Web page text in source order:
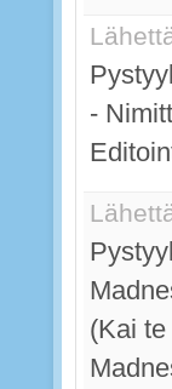
-
(Kai